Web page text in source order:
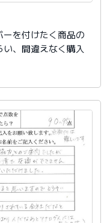
を付けたく商品の
、間違えなく購入
さりお手数をかけ
すが、24年使用し大
ロも長～くきれい
とうございました。
しますネ